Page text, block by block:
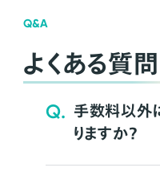
Q&A
よくある質問
Q. 手数料以外
りますか？